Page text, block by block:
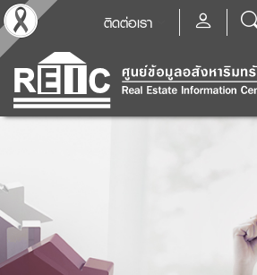
ติดต่อเรา